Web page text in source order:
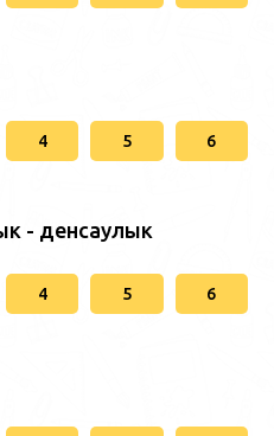
4 5 6
- денсаулык
4 5 6